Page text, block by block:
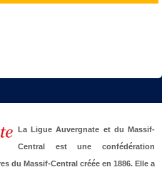
La Ligue Auvergnate et du Massif-
Central est une confédération
du Massif-Central créée en 1886. Elle a